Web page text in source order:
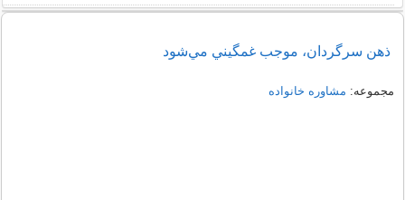
ذهن سرگردان، موجب غمگيني مي‌شود
مجموعه: مشاوره خانواده